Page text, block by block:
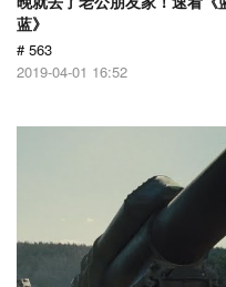
蓝》
# 563
2019-04-01 16:52